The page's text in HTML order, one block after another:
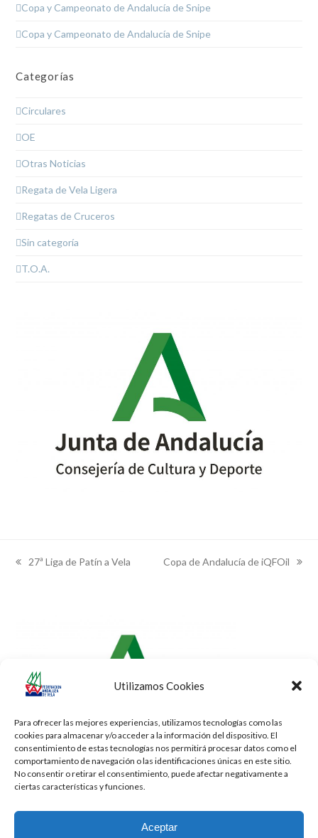
Utilizamos Cookies
Para ofrecer las mejores experiencias, utilizamos tecnologías como las
cookies para almacenar y/o acceder a la información del dispositivo. El
consentimiento de estas tecnologías nos permitirá procesar datos como el
comportamiento de navegación o las identificaciones únicas en este sitio.
No consentir o retirar el consentimiento, puede afectar negativamente a
ciertas características y funciones.
Aceptar
Copa y Campeonato de Andalucía de Snipe
Copa y Campeonato de Andalucía de Snipe
Categorías
Circulares
OE
Otras Noticias
Regata de Vela Ligera
Regatas de Cruceros
Sin categoría
T.O.A.
previous
27ª Liga de Patín a Vela
next
Copa de Andalucía de iQFOil